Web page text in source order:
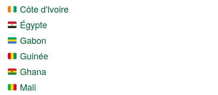
Côte d'Ivoire
Égypte
Gabon
Guinée
Ghana
Mali